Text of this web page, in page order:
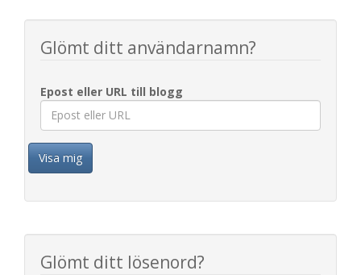
Glömt ditt användarnamn?
Epost eller URL till blogg
Visa mig
Glömt ditt lösenord?